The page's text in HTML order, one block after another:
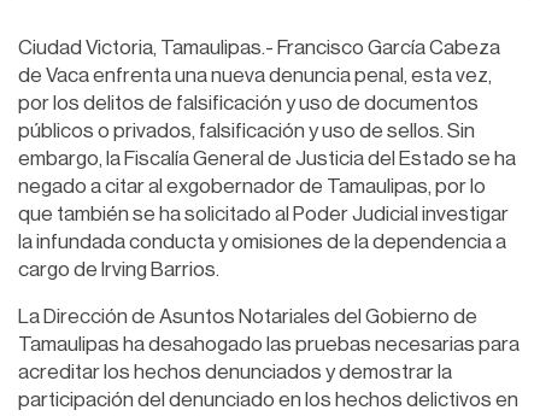
Ciudad Victoria, Tamaulipas.- Francisco García Cabeza
de Vaca enfrenta una nueva denuncia penal, esta vez,
por los delitos de falsificación y uso de documentos
públicos o privados, falsificación y uso de sellos. Sin
embargo, la Fiscalía General de Justicia del Estado se ha
negado a citar al exgobernador de Tamaulipas, por lo
que también se ha solicitado al Poder Judicial investigar
la infundada conducta y omisiones de la dependencia a
cargo de Irving Barrios.
La Dirección de Asuntos Notariales del Gobierno de
Tamaulipas ha desahogado las pruebas necesarias para
acreditar los hechos denunciados y demostrar la
participación del denunciado en los hechos delictivos en